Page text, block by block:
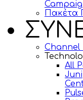
Πακέτα
Channel
All